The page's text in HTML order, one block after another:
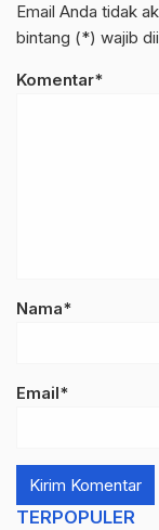
Email Anda tidak
bintang (*) wajib
Komentar*
Nama*
Email*
TERPOPULER